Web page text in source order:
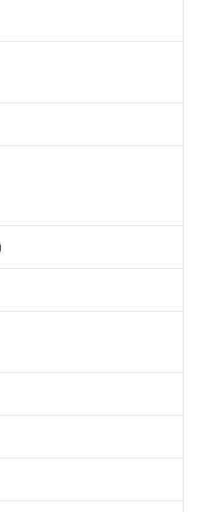
なく第三者に漏洩または開示し
利用いただくには、I-Webメン
部品リストについて、当社およ
引・商談に必要な範囲で利用す
に関して"
ることがあります。
ます。
過去に遡って非含有を証明するも
た。
から、特段のことがない限り、
漏えいし、環境に深刻な影響を
ください。
が違法に輸出するおそれがある場
様のお取引先、またはお客様担当
していない機種